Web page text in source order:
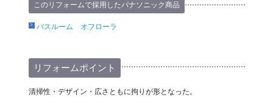
このリフォームで採用したパナソニック商品
バスルーム オフローラ
リフォームポイント
清掃性・デザイン・広さともに拘りが形となった。